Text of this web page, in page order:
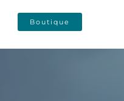
Boutique